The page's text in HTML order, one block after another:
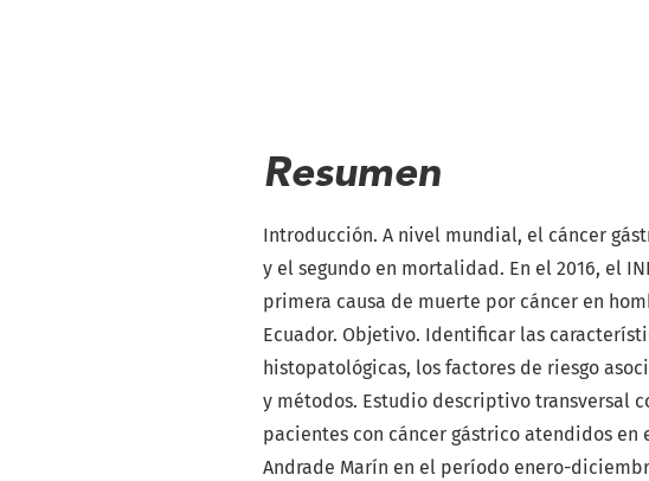
Resumen
Introducción. A nivel mundial, el cáncer
y el segundo en mortalidad. En el 2016, el
primera causa de muerte por cáncer en
Ecuador. Objetivo. Identificar las
histopatológicas, los factores de riesgo
y métodos. Estudio descriptivo transversal
pacientes con cáncer gástrico atendidos
Andrade Marín en el período enero-